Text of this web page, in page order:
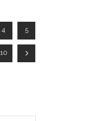
4 5
10